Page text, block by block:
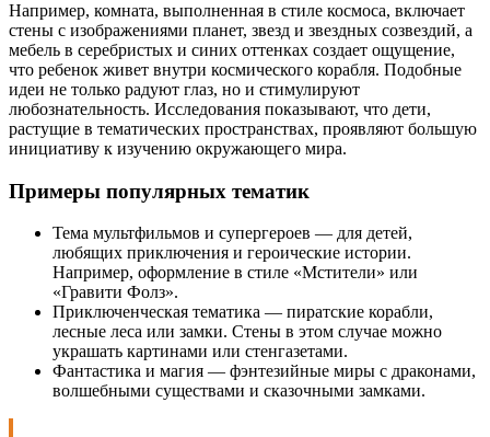
Например, комната, выполненная в стиле космоса, включает
стены с изображениями планет, звезд и звездных созвездий, а
мебель в серебристых и синих оттенках создает ощущение,
что ребенок живет внутри космического корабля. Подобные
идеи не только радуют глаз, но и стимулируют
любознательность. Исследования показывают, что дети,
растущие в тематических пространствах, проявляют большую
инициативу к изучению окружающего мира.
Примеры популярных тематик
Тема мультфильмов и супергероев — для детей,
любящих приключения и героические истории.
Например, оформление в стиле «Мстители» или
«Гравити Фолз».
Приключенческая тематика — пиратские корабли,
лесные леса или замки. Стены в этом случае можно
украшать картинами или стенгазетами.
Фантастика и магия — фэнтезийные миры с драконами,
волшебными существами и сказочными замками.